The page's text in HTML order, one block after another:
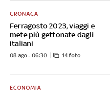
Ferragosto 2023, viaggi e
mete più gettonate dagli
italiani
CRONACA
08 ago - 06:30 14 foto
ECONOMIA